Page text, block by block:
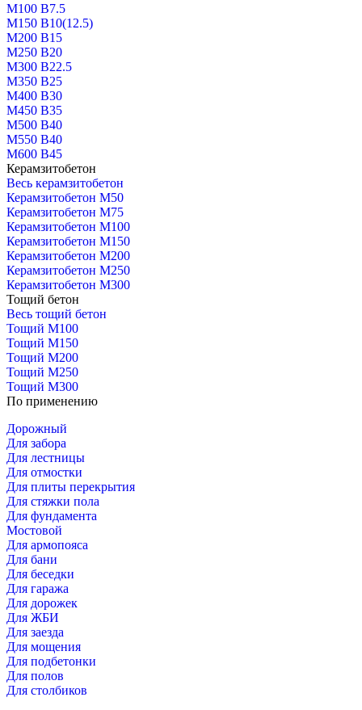
М100 В7.5
М150 В10(12.5)
М200 В15
М250 В20
М300 В22.5
М350 В25
М400 В30
М450 В35
М500 В40
М550 В40
М600 В45
Керамзитобетон
Весь керамзитобетон
Керамзитобетон М50
Керамзитобетон М75
Керамзитобетон М100
Керамзитобетон М150
Керамзитобетон М200
Керамзитобетон М250
Керамзитобетон М300
Тощий бетон
Весь тощий бетон
Тощий М100
Тощий М150
Тощий М200
Тощий М250
Тощий М300
По применению
Дорожный
Для забора
Для лестницы
Для отмостки
Для плиты перекрытия
Для стяжки пола
Для фундамента
Мостовой
Для армопояса
Для бани
Для беседки
Для гаража
Для дорожек
Для ЖБИ
Для заезда
Для мощения
Для подбетонки
Для полов
Для столбиков